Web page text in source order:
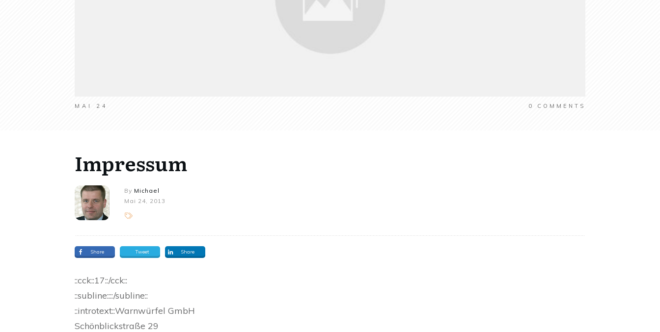
MAI 24 0 COMMENTS
Impressum
By Michael
Mai 24, 2013
Share Tweet Share
::cck::17::/cck::
::subline::::/subline::
::introtext::Warnwürfel GmbH
Schönblickstraße 29